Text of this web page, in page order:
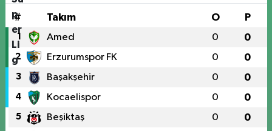
# Takım O P
1 Amed 0 0
2 Erzurumspor FK 0 0
3 Başakşehir 0 0
4 Kocaelispor 0 0
5 Beşiktaş 0 0